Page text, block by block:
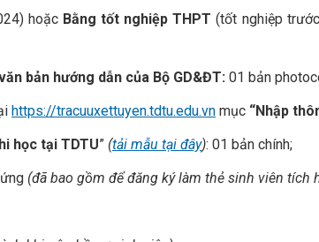
hoặc Bằng tốt nghiệp THPT(tốt nghiệp
bản hướng dẫn của Bộ GD&ĐT: 01 bản
https://tracuuxettuyen.tdtu.edu.vn mục “Nhập
học tại TDTU” (tải mẫu tại đây): 01 bản chính;
(đã bao gồm để đăng ký làm thẻ sinh viên tích